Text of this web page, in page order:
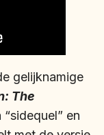
gelijknamige
The
en